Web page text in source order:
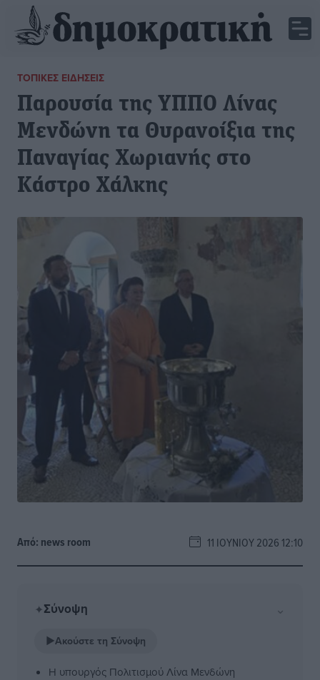
ΤΟΠΙΚΈΣ ΕΙΔΉΣΕΙΣ
Παρουσία της ΥΠΠΟ Λίνας
Μενδώνη τα Θυρανοίξια της
Παναγίας Χωριανής στο
Κάστρο Χάλκης
Από: news room 11 ΙΟΥΝΊΟΥ 2026 12:10
✦Σύνοψη ⌄
▶Ακούστε τη Σύνοψη
Η υπουργός Πολιτισμού Λίνα Μενδώνη